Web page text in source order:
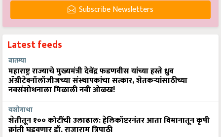
Subscribe Newsletters
Latest feeds
बातम्या
महाराष्ट्र राज्याचे मुख्यमंत्री देवेंद्र फडणवीस यांच्या हस्ते ध्रुव
ॲग्रीटेक्नॉलॉजीजच्या संस्थापकांचा सत्कार, शेतकऱ्यांसाठीच्या
नवसंशोधनाला मिळाली नवी ओळख!
यशोगाथा
शेतीतून १०० कोटींची उलाढाल: हेलिकॉप्टरनंतर आता विमानातून कृषी
क्रांती घडवणार डॉ. राजाराम त्रिपाठी